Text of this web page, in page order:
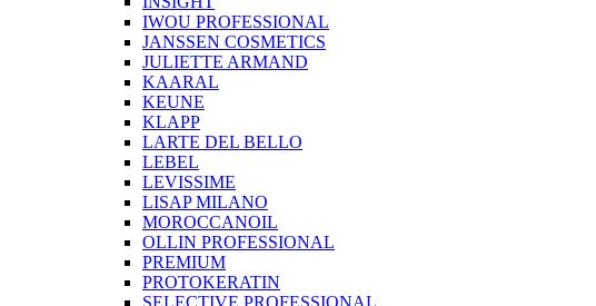
IWOU PROFESSIONAL
JANSSEN COSMETICS
JULIETTE ARMAND
KAARAL
KEUNE
KLAPP
LARTE DEL BELLO
LEBEL
LEVISSIME
LISAP MILANO
MOROCCANOIL
OLLIN PROFESSIONAL
PREMIUM
PROTOKERATIN
SELECTIVE PROFESSIONAL